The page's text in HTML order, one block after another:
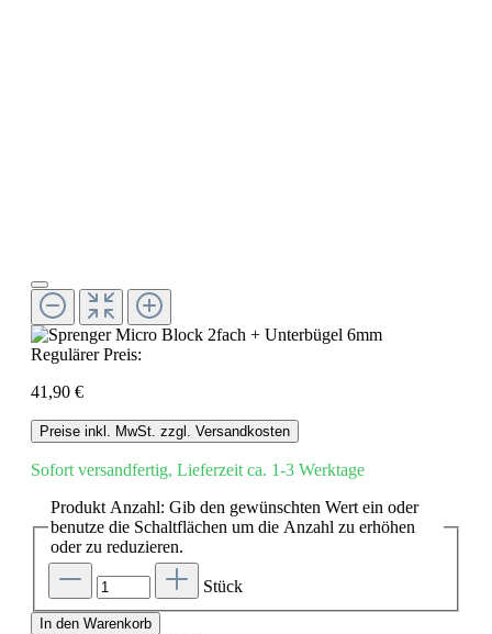
Regulärer Preis:
41,90 €
Preise inkl. MwSt. zzgl. Versandkosten
Sofort versandfertig, Lieferzeit ca. 1-3 Werktage
Produkt Anzahl: Gib den gewünschten Wert ein oder
benutze die Schaltflächen um die Anzahl zu erhöhen
oder zu reduzieren.
Stück
In den Warenkorb